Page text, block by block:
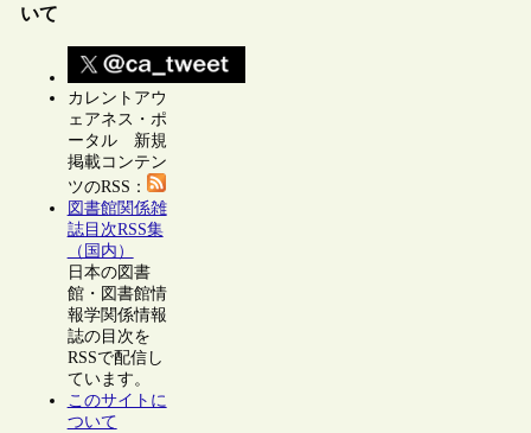
いて
カレントアウ
ェアネス・ポ
ータル 新規
掲載コンテン
ツのRSS：
図書館関係雑
誌目次RSS集
（国内）
日本の図書
館・図書館情
報学関係情報
誌の目次を
RSSで配信し
ています。
このサイトに
ついて